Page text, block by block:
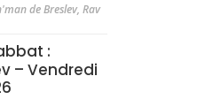
de Breslev,Rav
:
– Vendredi